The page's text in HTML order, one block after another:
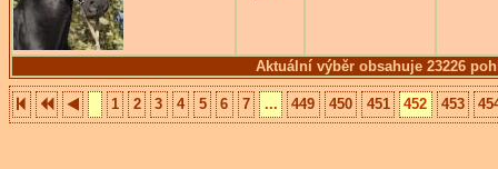
Aktuální výběr obsahuje 23226
1 2 3 4 5 6 7 ... 449 450 451 452 453